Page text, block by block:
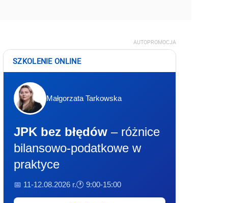
AUTOPROMOCJA
SZKOLENIE ONLINE
Małgorzata Tarkowska
JPK bez błędów – różnice
bilansowo-podatkowe w
praktyce
📅 11-12.08.2026 r.🕐 9:00-15:00